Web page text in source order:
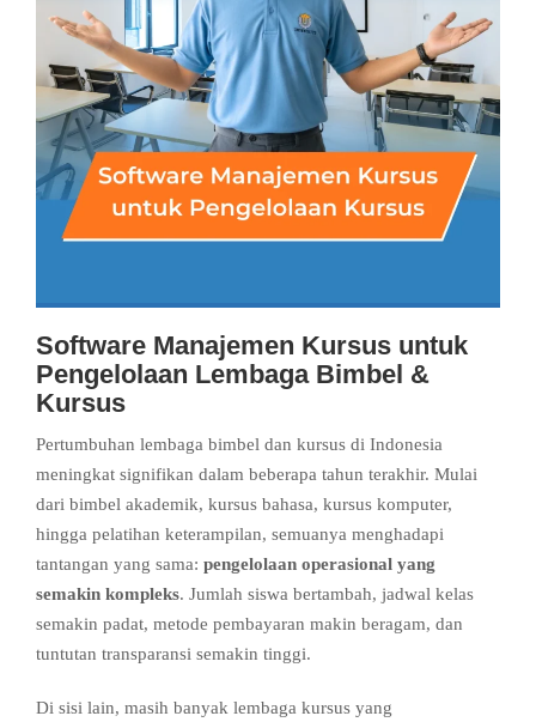
Software Manajemen Kursus untuk
Pengelolaan Lembaga Bimbel &
Kursus
Pertumbuhan lembaga bimbel dan kursus di Indonesia
meningkat signifikan dalam beberapa tahun terakhir. Mulai
dari bimbel akademik, kursus bahasa, kursus komputer,
hingga pelatihan keterampilan, semuanya menghadapi
tantangan yang sama: pengelolaan operasional yang
semakin kompleks. Jumlah siswa bertambah, jadwal kelas
semakin padat, metode pembayaran makin beragam, dan
tuntutan transparansi semakin tinggi.
Di sisi lain, masih banyak lembaga kursus yang